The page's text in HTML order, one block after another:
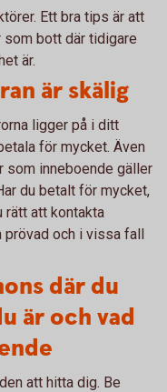
Ett bra tips är att
bott där tidigare
är.
är skälig
ligger på i ditt
för mycket. Även
som inneboende gäller
du betalt för mycket,
rätt att kontakta
prövad och i vissa fall
där du
är och vad
att hitta dig. Be